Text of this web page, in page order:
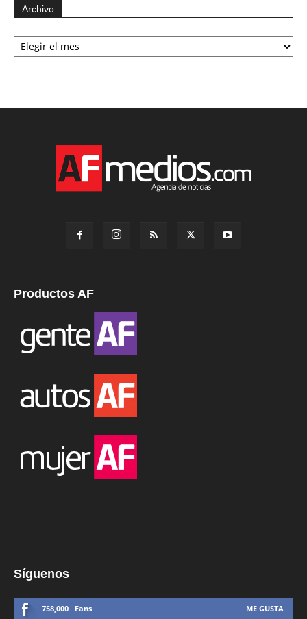
Archivo
Archivo
Productos AF
Síguenos
758,000 Fans ME GUSTA